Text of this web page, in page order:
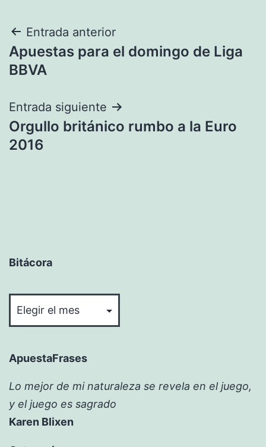
Navegación
de
Entrada anterior
Apuestas para el domingo de Liga
BBVA
Entrada siguiente
Orgullo británico rumbo a la Euro
2016
Bitácora
ApuestaFrases
Lo mejor de mi naturaleza se revela en el juego,
y el juego es sagrado
Karen Blixen